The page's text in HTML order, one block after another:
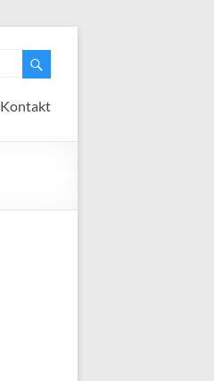
Kontakt